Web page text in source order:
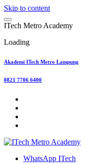
Skip to content
ITech Metro Academy
Loading
Akademi ITech Metro Lampung
0821 7706 6400
WhatsApp ITech